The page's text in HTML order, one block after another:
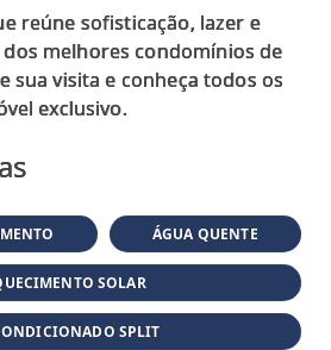
reúne sofisticação, lazer e
melhores condomínios de
sua visita e conheça todos os
detalhes deste imóvel exclusivo.
ÁGUA QUENTE
SOLAR
SPLIT